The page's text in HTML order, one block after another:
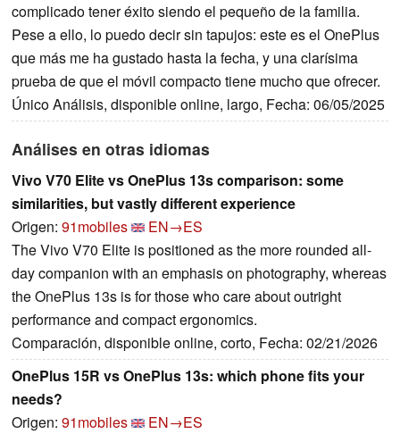
complicado tener éxito siendo el pequeño de la familia.
Pese a ello, lo puedo decir sin tapujos: este es el OnePlus
que más me ha gustado hasta la fecha, y una clarísima
prueba de que el móvil compacto tiene mucho que ofrecer.
Único Análisis, disponible online, largo, Fecha: 06/05/2025
Análises en otras idiomas
Vivo V70 Elite vs OnePlus 13s comparison: some
similarities, but vastly different experience
Origen: 91mobiles
EN→ES
The Vivo V70 Elite is positioned as the more rounded all-
day companion with an emphasis on photography, whereas
the OnePlus 13s is for those who care about outright
performance and compact ergonomics.
Comparación, disponible online, corto, Fecha: 02/21/2026
OnePlus 15R vs OnePlus 13s: which phone fits your
needs?
Origen: 91mobiles
EN→ES